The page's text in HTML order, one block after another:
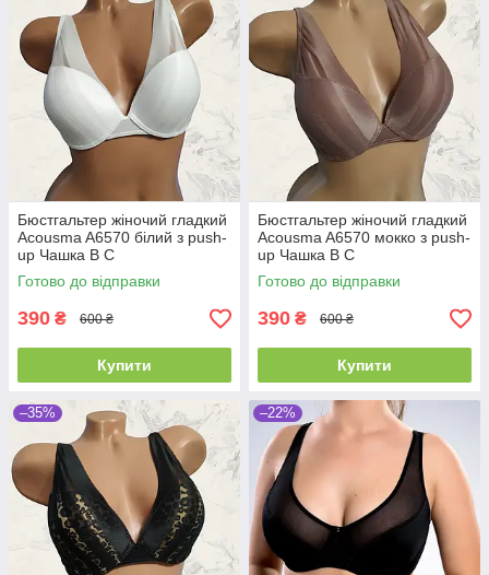
Бюстгальтер жіночий гладкий
Acousma A6570 білий з push-
up Чашка B C
Готово до відправки
390 ₴ 600 ₴
Купити
Бюстгальтер жіночий гладкий
Acousma A6570 мокко з push-
up Чашка B C
Готово до відправки
390 ₴ 600 ₴
Купити
–35% –22%